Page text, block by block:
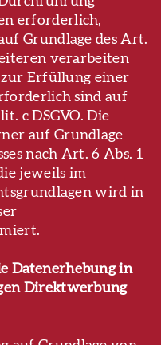
erforderlich,
Grundlage des Art.
verarbeiten
Erfüllung einer
sind auf
c DSGVO. Die
auf Grundlage
nach Art. 6 Abs. 1
jeweils im
wird in
Datenerhebung in
Direktwerbung